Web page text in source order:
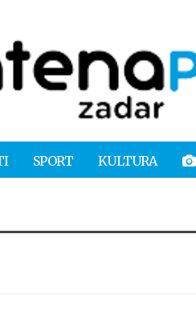
SPORT KULTURA